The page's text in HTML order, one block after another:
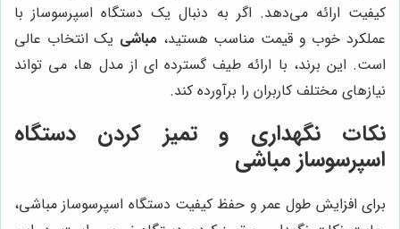
کیفیت ارائه می‌دهد. اگر به دنبال یک دستگاه اسپرسوساز با
عملکرد خوب و قیمت مناسب هستید، مباشی یک انتخاب عالی
است. این برند، با ارائه طیف گسترده ای از مدل ها، می تواند
نیازهای مختلف کاربران را برآورده کند.
نکات نگهداری و تمیز کردن دستگاه
اسپرسوساز مباشی
برای افزایش طول عمر و حفظ کیفیت دستگاه اسپرسوساز مباشی،